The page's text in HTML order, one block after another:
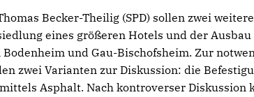
Becker-Theilig (SPD) sollen zwei
eines größeren Hotels und der Ausbau
und Gau-Bischofsheim. Zur
zwei Varianten zur Diskussion: die
Asphalt. Nach kontroverser Diskussion